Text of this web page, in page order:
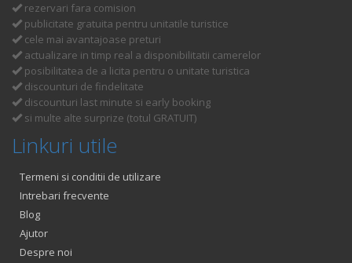
rezervari fara comision
publicitate gratuita pentru unitatile turistice
cele mai avantajoase preturi
actualizare in timp real a disponibilitatii camerelor
posibilitatea de a licita pentru o unitate turistica
discounturi de findelitate
discounturi last minute si early booking
si multe alte surprize (totul GRATUIT)
Linkuri utile
Termeni si conditii de utilizare
Intrebari frecvente
Blog
Ajutor
Despre noi